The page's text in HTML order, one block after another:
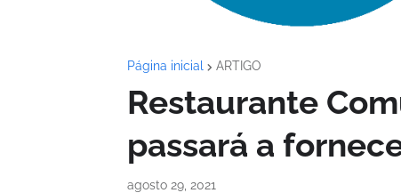
Página inicial ARTIGO
Restaurante
passará a
agosto 29, 2021